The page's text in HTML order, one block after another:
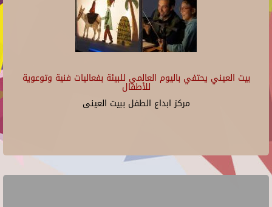
بيت العيني يحتفي باليوم العالمي للبيئة بفعاليات فنية وتوعوية
للأطفال
مركز ابداع الطفل ببيت العينى